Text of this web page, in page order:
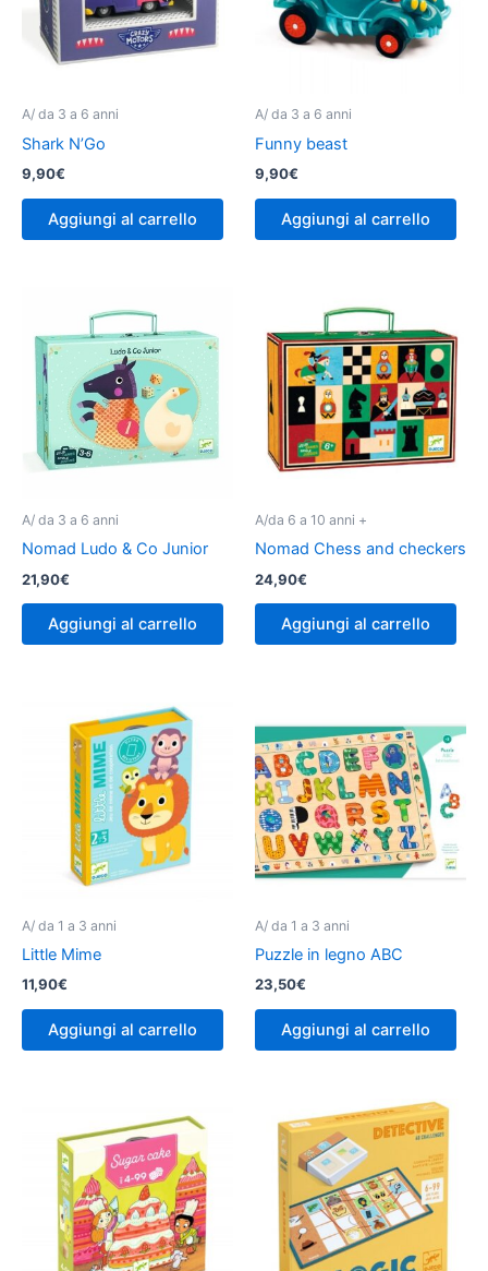
A/ da 3 a 6 anni
Shark N’Go
9,90€
Aggiungi al carrello
A/ da 3 a 6 anni
Funny beast
9,90€
Aggiungi al carrello
A/ da 3 a 6 anni
Nomad Ludo & Co Junior
21,90€
Aggiungi al carrello
A/da 6 a 10 anni +
Nomad Chess and checkers
24,90€
Aggiungi al carrello
A/ da 1 a 3 anni
Little Mime
11,90€
Aggiungi al carrello
A/ da 1 a 3 anni
Puzzle in legno ABC
23,50€
Aggiungi al carrello